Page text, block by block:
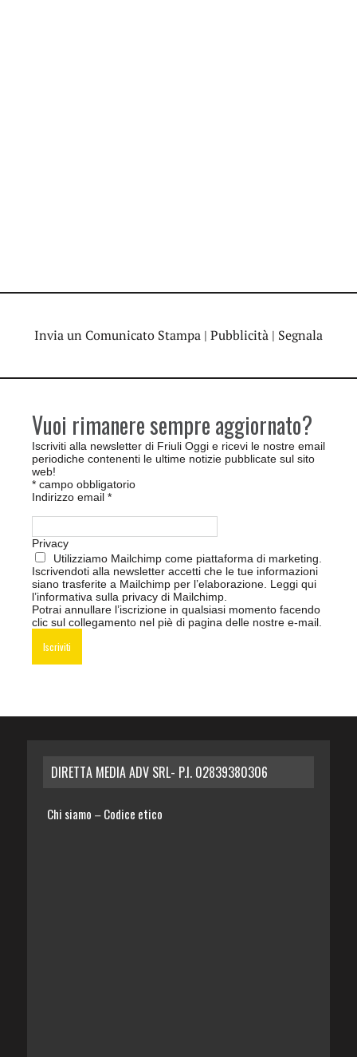
Invia un Comunicato Stampa | Pubblicità | Segnala
Vuoi rimanere sempre aggiornato?
Iscriviti alla newsletter di Friuli Oggi e ricevi le nostre email
periodiche contenenti le ultime notizie pubblicate sul sito
web!
* campo obbligatorio
Indirizzo email *
Privacy
Utilizziamo Mailchimp come piattaforma di marketing.
Iscrivendoti alla newsletter accetti che le tue informazioni
siano trasferite a Mailchimp per l’elaborazione. Leggi qui
l’informativa sulla privacy di Mailchimp
Potrai annullare l’iscrizione in qualsiasi momento facendo
clic sul collegamento nel piè di pagina delle nostre e-mail.
DIRETTA MEDIA ADV SRL- P.I. 02839380306
Chi siamo – Codice etico